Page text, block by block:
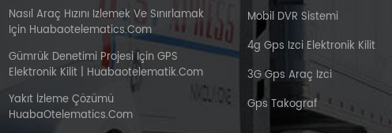
Nasıl Araç Hızını Izlemek Ve Sınırlamak
Için Huabaotelematics.com
Gümrük Denetimi Projesi Için GPS
Elektronik Kilit | Huabaotelematik.com
Yakıt İzleme Çözümü
HuabaOtelematics.com
Mobil DVR Sistemi
4g Gps Izci Elektronik Kilit
3G Gps Araç Izci
Gps Takograf